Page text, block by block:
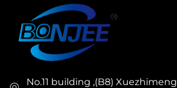
No.11 building ,(B8) Xuezhimeng